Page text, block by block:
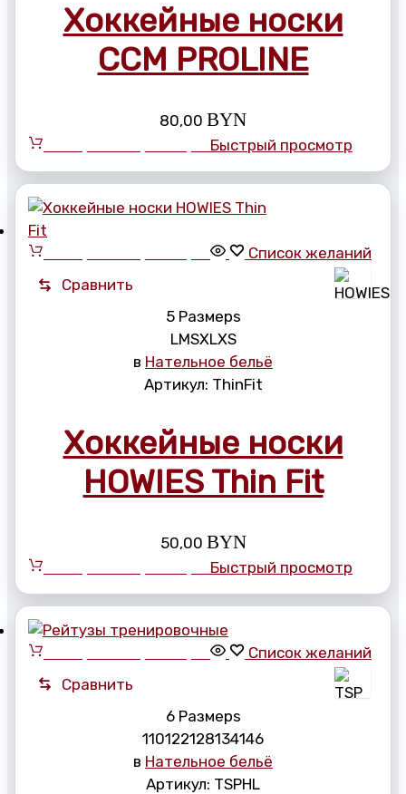
Хоккейные носки
CCM PROLINE
80,00 BYN
Быстрый просмотр
Список желаний
Сравнить
5 Размерs
LMSXLXS
в Нательное бельё
Артикул: ThinFit
Хоккейные носки
HOWIES Thin Fit
50,00 BYN
Быстрый просмотр
Список желаний
Сравнить
6 Размерs
110122128134146
в Нательное бельё
Артикул: TSPHL